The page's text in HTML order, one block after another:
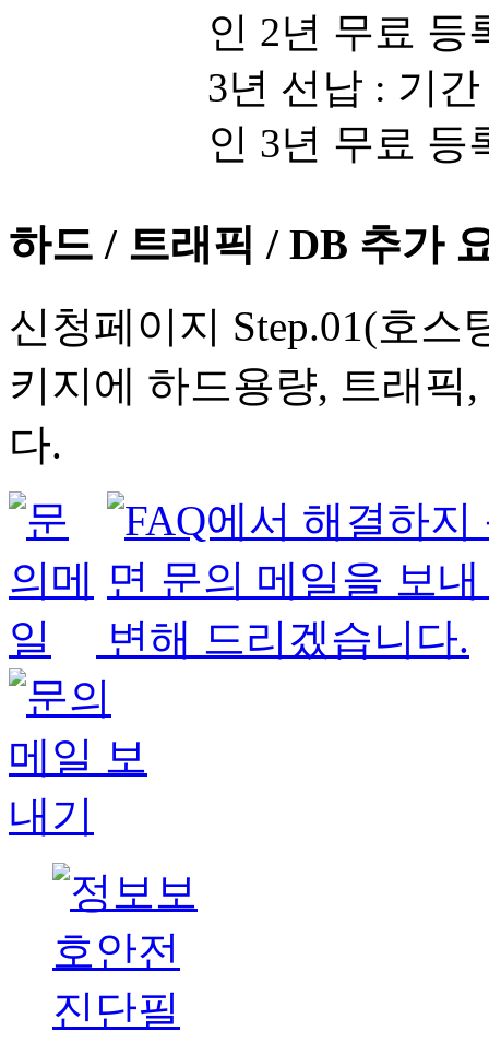
인 2년 무료 등
3년 선납 : 기
인 3년 무료 등
하드 / 트래픽 / DB 추가
신청페이지 Step.01(호
키지에 하드용량, 트래픽
다.